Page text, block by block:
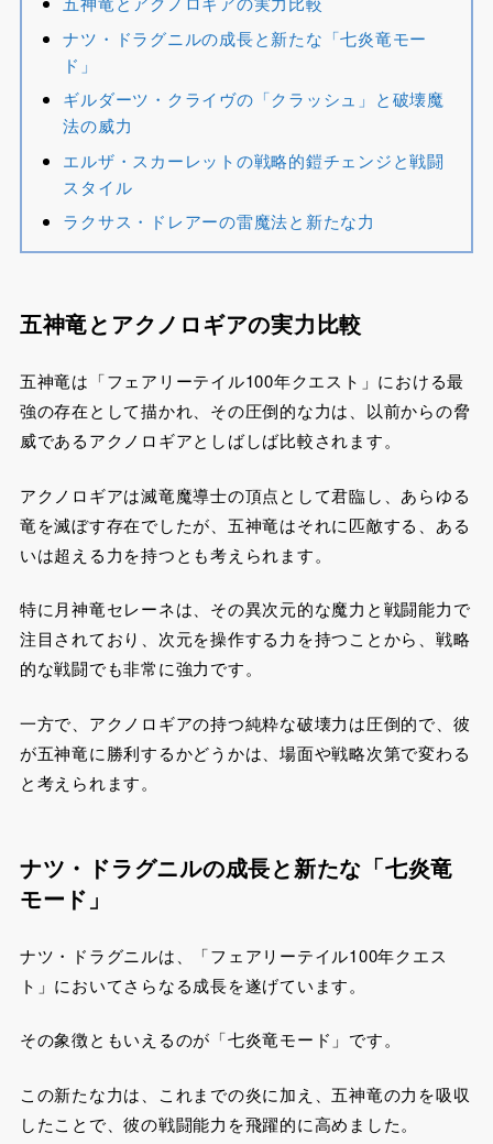
ナツ・ドラグニルの成長と新たな「七炎竜モー
ド」
ギルダーツ・クライヴの「クラッシュ」と破壊魔
法の威力
エルザ・スカーレットの戦略的鎧チェンジと戦闘
スタイル
ラクサス・ドレアーの雷魔法と新たな力
五神竜とアクノロギアの実力比較
五神竜は「フェアリーテイル100年クエスト」における最
強の存在として描かれ、その圧倒的な力は、以前からの脅
威であるアクノロギアとしばしば比較されます。
アクノロギアは滅竜魔導士の頂点として君臨し、あらゆる
竜を滅ぼす存在でしたが、五神竜はそれに匹敵する、ある
いは超える力を持つとも考えられます。
特に月神竜セレーネは、その異次元的な魔力と戦闘能力で
注目されており、次元を操作する力を持つことから、戦略
的な戦闘でも非常に強力です。
一方で、アクノロギアの持つ純粋な破壊力は圧倒的で、彼
が五神竜に勝利するかどうかは、場面や戦略次第で変わる
と考えられます。
ナツ・ドラグニルの成長と新たな「七炎竜
モード」
ナツ・ドラグニルは、「フェアリーテイル100年クエス
ト」においてさらなる成長を遂げています。
その象徴ともいえるのが「七炎竜モード」です。
この新たな力は、これまでの炎に加え、五神竜の力を吸収
したことで、彼の戦闘能力を飛躍的に高めました。